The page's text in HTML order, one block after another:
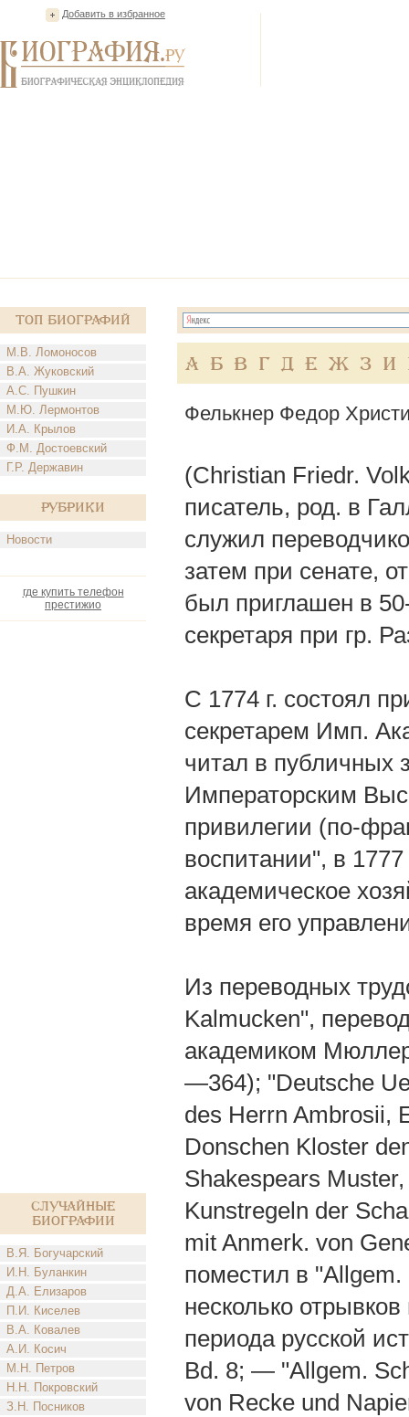
Добавить в избранное
Топ Биографий
М.В. Ломоносов
В.А. Жуковский
А.С. Пушкин
М.Ю. Лермонтов
И.А. Крылов
Ф.М. Достоевский
Г.Р. Державин
Рубрики
Новости
где купить телефон
престижио
Случайные
биографии
В.Я. Богучарский
И.Н. Буланкин
Д.А. Елизаров
П.И. Киселев
В.А. Ковалев
А.И. Косич
М.Н. Петров
Н.Н. Покровский
З.Н. Посников
А Б В Г Д Е Ж З И
Фелькнер Федор
(Christian Friedr.
писатель, род. в
служил
затем при сенате,
был приглашен в
секретаря при гр.
С 1774 г. состоял
секретарем Имп.
читал в публичных
Императорским
привилегии (по-
воспитании", в
академическое
время его
Из переводных
Kalmucken",
академиком
—364); "Deutsche
des Herrn Ambrosii,
Donschen Kloster
Shakespears
Kunstregeln der
mit Anmerk. von
поместил в
несколько
периода русской
Bd. 8; — "Allgem.
von Recke und